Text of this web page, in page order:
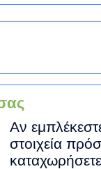
Αν
στοιχεία